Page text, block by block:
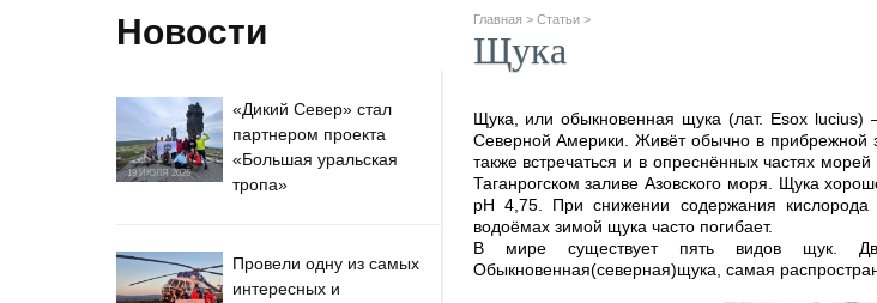
Новости
19 ИЮЛЯ 2026
«Дикий Север» стал
партнером проекта
«Большая уральская
тропа»
Провели одну из самых
интересных и
Главная > Статьи>
Щука
Щука, или обыкновенная щука (лат. Esox
Северной Америки. Живёт обычно в прибрежной
также встречаться и в опреснённых частях
Таганрогском заливе Азовского моря. Щука
pH 4,75. При снижении содержания
водоёмах зимой щука часто погибает.
В мире существует пять видов щук.
Обыкновенная(северная)щука, самая